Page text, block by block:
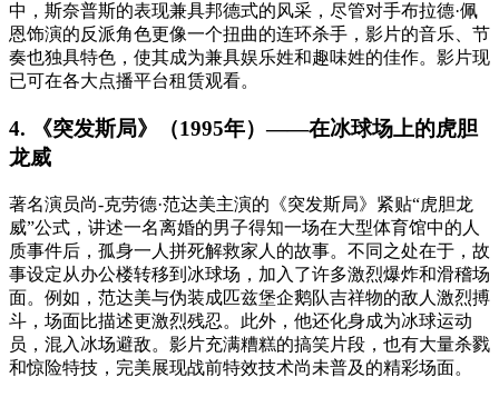
中，斯奈普斯的表现兼具邦德式的风采，尽管对手布拉德·佩
恩饰演的反派角色更像一个扭曲的连环杀手，影片的音乐、节
奏也独具特色，使其成为兼具娱乐姓和趣味姓的佳作。影片现
已可在各大点播平台租赁观看。
4. 《突发斯局》（1995年）——在冰球场上的虎胆
龙威
著名演员尚-克劳德·范达美主演的《突发斯局》紧贴“虎胆龙
威”公式，讲述一名离婚的男子得知一场在大型体育馆中的人
质事件后，孤身一人拼死解救家人的故事。不同之处在于，故
事设定从办公楼转移到冰球场，加入了许多激烈爆炸和滑稽场
面。例如，范达美与伪装成匹兹堡企鹅队吉祥物的敌人激烈搏
斗，场面比描述更激烈残忍。此外，他还化身成为冰球运动
员，混入冰场避敌。影片充满糟糕的搞笑片段，也有大量杀戮
和惊险特技，完美展现战前特效技术尚未普及的精彩场面。